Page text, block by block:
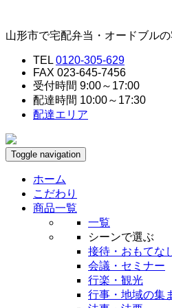
山形市で宅配弁当・オードブル
TEL 0120-305-629
FAX 023-645-7456
受付時間 9:00～17:00
配達時間 10:00～17:30
配達エリア
Toggle navigation
ホーム
こだわり
商品一覧
一覧
シーンで選ぶ
接待・おもてな
会議・セミナー
行楽・観光
行事・地域の集